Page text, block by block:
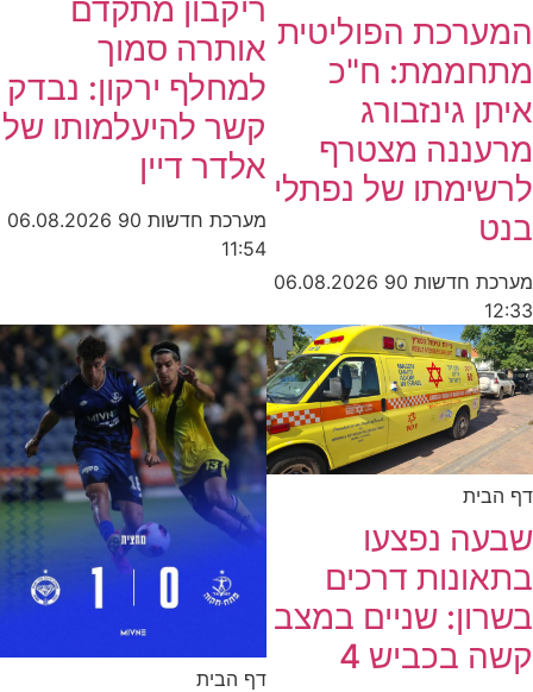
הפוליטית
ח"כ
גינזבורג
מצטרף
של נפתלי
חדשות 90
06.08.2026
ריקבון מתקדם
אותרה סמוך
למחלף ירקון: נבדק
קשר להיעלמותו של
אלדר דיין
מערכת חדשות 90
06.08.2026
נפצעו
דרכים
שניים במצב
בכביש 4
דף הבית